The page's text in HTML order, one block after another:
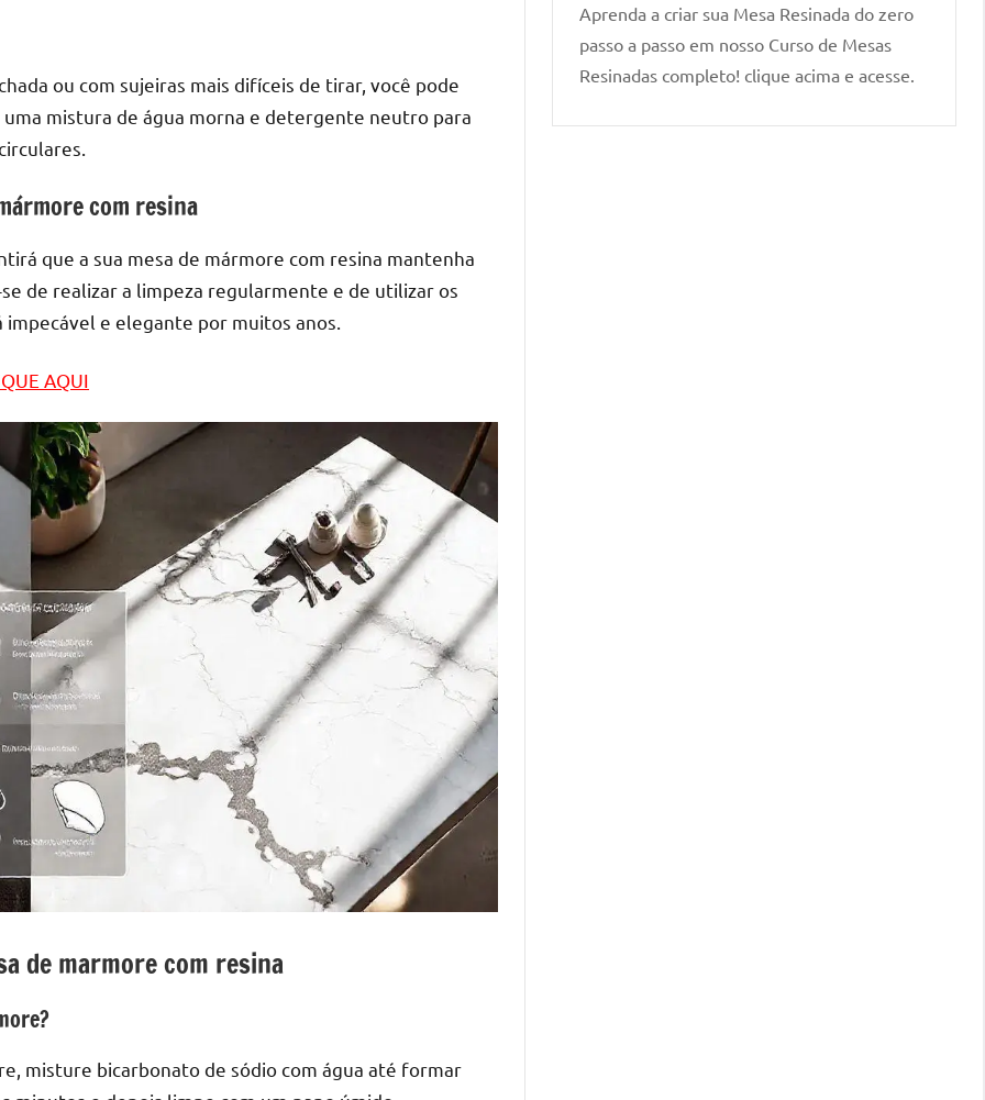
ou com sujeiras mais difíceis de tirar, você pode
mistura de água morna e detergente neutro para
com resina
que a sua mesa de mármore com resina mantenha
de realizar a limpeza regularmente e de utilizar os
e elegante por muitos anos.
AQUI
de marmore com resina
misture bicarbonato de sódio com água até formar
Aprenda a criar sua Mesa Resinada do zero
passo a passo em nosso Curso de Mesas
Resinadas completo! clique acima e acesse.